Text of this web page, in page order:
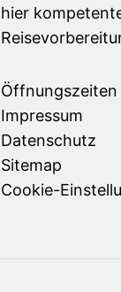
hier
Öffnungszeiten
Impressum
Datenschutz
Sitemap
Cookie-